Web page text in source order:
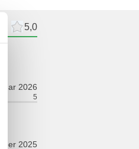
5,0
2026
5
2025